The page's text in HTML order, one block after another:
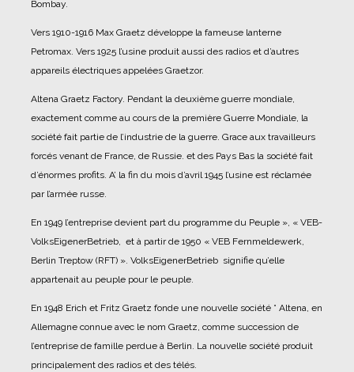
Bombay.
Vers 1910-1916 Max Graetz développe la fameuse lanterne
Petromax. Vers 1925 l’usine produit aussi des radios et d’autres
appareils électriques appelées Graetzor.
Altena Graetz Factory. Pendant la deuxième guerre mondiale,
exactement comme au cours de la première Guerre Mondiale, la
société fait partie de l’industrie de la guerre. Grace aux travailleurs
forcés venant de France, de Russie. et des Pays Bas la société fait
d’énormes profits. A’ la fin du mois d’avril 1945 l’usine est réclamée
par l’armée russe.
En 1949 l’entreprise devient part du programme du Peuple », « VEB-
VolksEigenerBetrieb, et à partir de 1950 « VEB Fernmeldewerk,
Berlin Treptow (RFT) ». VolksEigenerBetrieb signifie qu’elle
appartenait au peuple pour le peuple.
En 1948 Erich et Fritz Graetz fonde une nouvelle société ° Altena, en
Allemagne connue avec le nom Graetz, comme succession de
l’entreprise de famille perdue à Berlin. La nouvelle société produit
principalement des radios et des télés.